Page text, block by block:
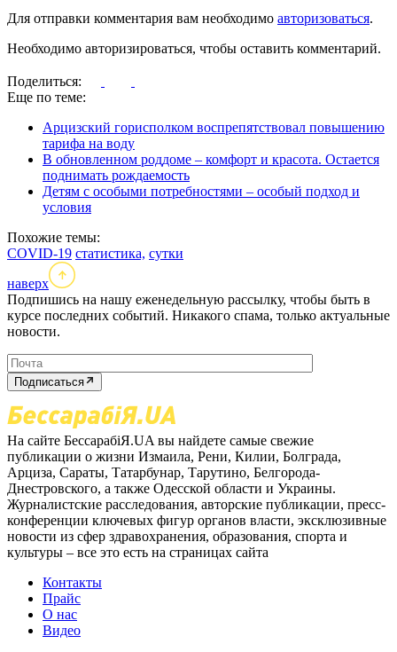
Для отправки комментария вам необходимо авторизоваться.
Необходимо авторизироваться, чтобы оставить комментарий.
Поделиться:
Еще по теме:
Арцизский горисполком воспрепятствовал повышению
тарифа на воду
В обновленном роддоме – комфорт и красота. Остается
поднимать рождаемость
Детям с особыми потребностями – особый подход и
условия
Похожие темы:
COVID-19 статистика, сутки
наверх
Подпишись на нашу еженедельную рассылку, чтобы быть в
курсе последних событий. Никакого спама, только актуальные
новости.
Подписаться
На сайте БессарабіЯ.UA вы найдете самые свежие
публикации о жизни Измаила, Рени, Килии, Болграда,
Арциза, Сараты, Татарбунар, Тарутино, Белгорода-
Днестровского, а также Одесской области и Украины.
Журналистские расследования, авторские публикации, пресс-
конференции ключевых фигур органов власти, эксклюзивные
новости из сфер здравохранения, образования, спорта и
культуры – все это есть на страницах сайта
Контакты
Прайс
О нас
Видео